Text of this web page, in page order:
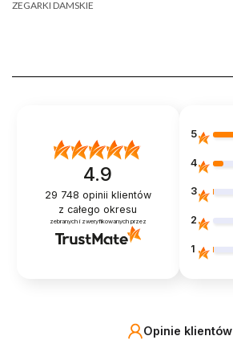
ZEGARKI DAMSKIE
4.9
29 748 opinii klientów
z całego okresu
zebranych i zweryfikowanych przez
5
4
3
2
1
Opinie klientów